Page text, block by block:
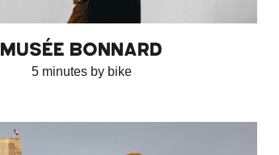
MUSÉE BONNARD
5 minutes by bike